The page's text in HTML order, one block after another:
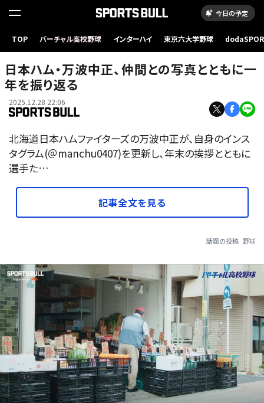
今日の予定
TOP バーチャル高校野球 インターハイ 東京六大学野球
日本ハム・万波中正、仲間との写真とともに一
年を振り返る
2025.12.28 22:06
北海道日本ハムファイターズの万波中正が、自身のインス
タグラム(＠manchu0407)を更新し、年末の挨拶とともに
選手た…
記事全文を見る
話題の投稿 野球